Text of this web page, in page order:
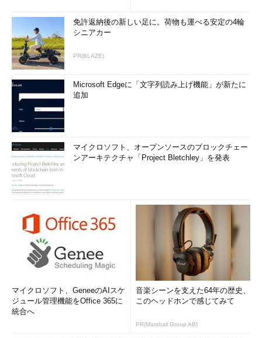
免許返納後の新しい足に。荷物も運べる安定の4輪
シニアカー
PR(BLAZE)
Microsoft Edgeに「文字列読み上げ機能」が新たに
追加
マイクロソフト、オープンソースのブロックチェー
ンアーキテクチャ「Project Bletchley」を発表
マイクロソフト、GeneeのAIスケ
ジュール管理機能をOffice 365に
統合へ
音楽シーンを支えた64年の歴史、
このヘッドホンで感じてみて
PR(Marshall Group AB)